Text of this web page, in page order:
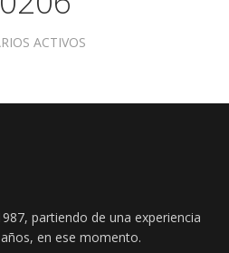
ACTIVOS
partiendo de una experiencia
en ese momento.